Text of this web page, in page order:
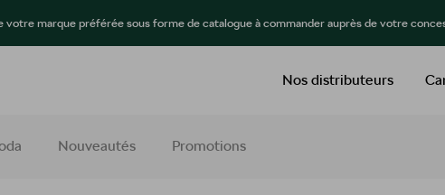
marque préférée sous forme de catalogue à commander auprès de votre
Nouveautés Promotions
Nos distributeurs